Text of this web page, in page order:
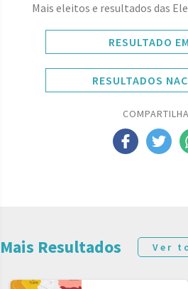
Mais eleitos e resultados das
RESULTADO
RESULTADOS
Mais Resultados Ver